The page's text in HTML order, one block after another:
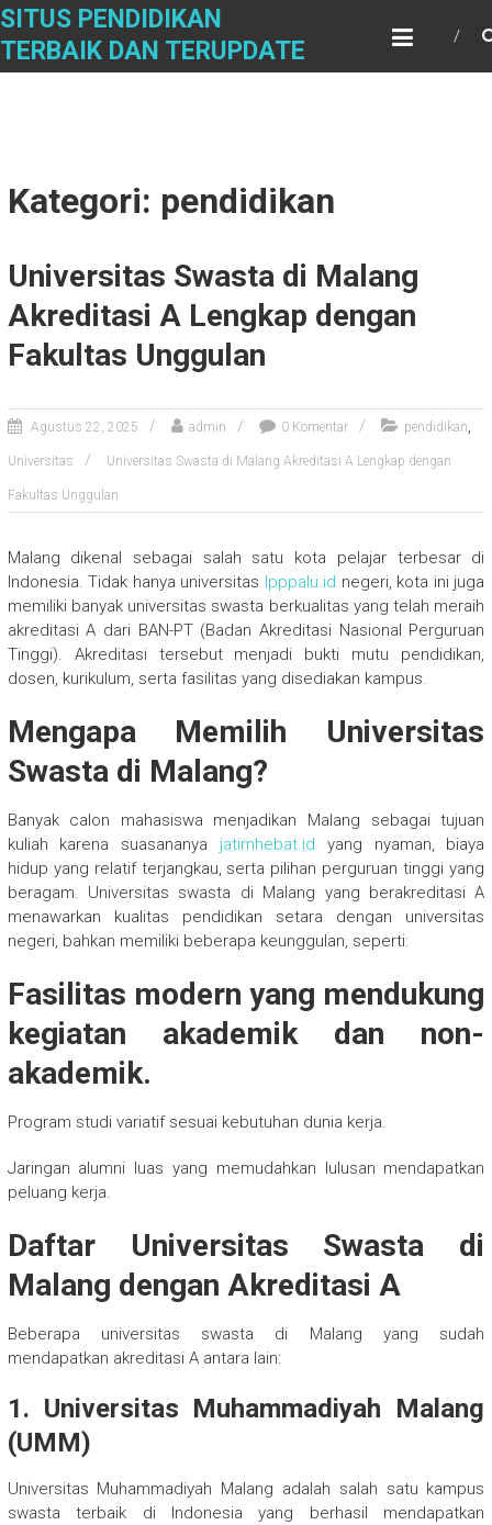
Skip
content
SITUS PENDIDIKAN
TERBAIK DAN TERUPDATE
Kategori: pendidikan
Universitas Swasta di Malang
Akreditasi A Lengkap dengan
Fakultas Unggulan
Agustus 22, 2025 admin 0 Komentar pendidikan,
Universitas Universitas Swasta di Malang Akreditasi A Lengkap dengan
Fakultas Unggulan
Malang dikenal sebagai salah satu kota pelajar terbesar di
Indonesia. Tidak hanya universitas lpppalu.id negeri, kota ini juga
memiliki banyak universitas swasta berkualitas yang telah meraih
akreditasi A dari BAN-PT (Badan Akreditasi Nasional Perguruan
Tinggi). Akreditasi tersebut menjadi bukti mutu pendidikan,
dosen, kurikulum, serta fasilitas yang disediakan kampus.
Mengapa Memilih Universitas
Swasta di Malang?
Banyak calon mahasiswa menjadikan Malang sebagai tujuan
kuliah karena suasananya jatimhebat.id yang nyaman, biaya
hidup yang relatif terjangkau, serta pilihan perguruan tinggi yang
beragam. Universitas swasta di Malang yang berakreditasi A
menawarkan kualitas pendidikan setara dengan universitas
negeri, bahkan memiliki beberapa keunggulan, seperti:
Fasilitas modern yang mendukung
kegiatan akademik dan non-
akademik.
Program studi variatif sesuai kebutuhan dunia kerja.
Jaringan alumni luas yang memudahkan lulusan mendapatkan
peluang kerja.
Daftar Universitas Swasta di
Malang dengan Akreditasi A
Beberapa universitas swasta di Malang yang sudah
mendapatkan akreditasi A antara lain:
1. Universitas Muhammadiyah Malang
(UMM)
Universitas Muhammadiyah Malang adalah salah satu kampus
swasta terbaik di Indonesia yang berhasil mendapatkan